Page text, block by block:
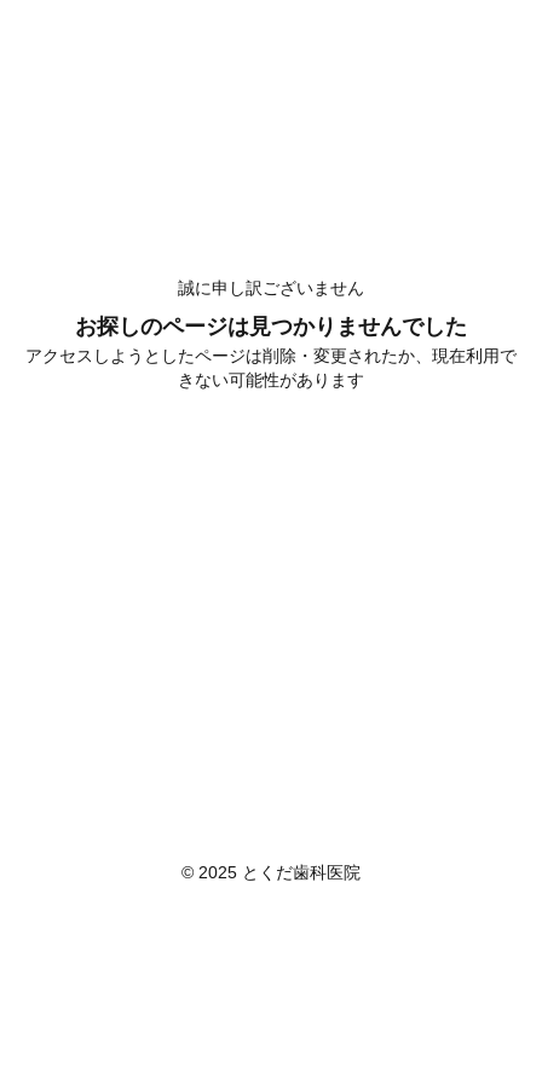
誠に申し訳ございません
お探しのページは見つかりませんでした
アクセスしようとしたページは削除・変更されたか、現在利用で
きない可能性があります
© 2025 とくだ歯科医院